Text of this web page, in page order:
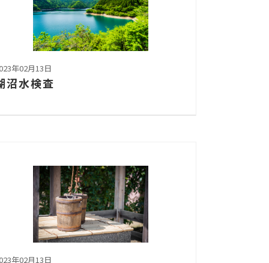
年02月13日
沼水検査
年02月13日